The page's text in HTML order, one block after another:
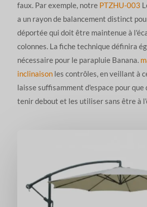
faux. Par exemple, notre PTZHU-003
a un rayon de balancement distinct
déportée qui doit être maintenue à
colonnes. La fiche technique définira
nécessaire pour le parapluie Banana.
inclinaisonles contrôles, en veillant à
laisse suffisamment d'espace pour que
tenir debout et les utiliser sans être à